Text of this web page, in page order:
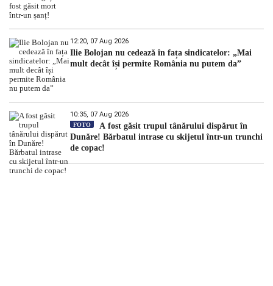
12:20, 07 Aug 2026
Ilie Bolojan nu cedează în fața sindicatelor: „Mai
mult decât își permite România nu putem da”
10:35, 07 Aug 2026
FOTO
A fost găsit trupul tânărului dispărut în
Dunăre! Bărbatul intrase cu skijetul într-un trunchi
de copac!